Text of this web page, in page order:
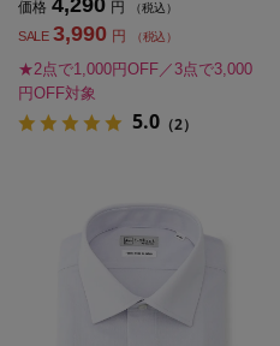
価格 4,290 円 （税込）
SALE 3,990 円 （税込）
★2点で1,000円OFF／3点で3,000
円OFF対象
5.0 （2）